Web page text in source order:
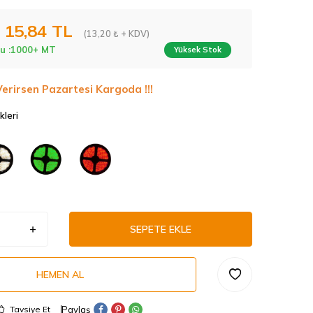
15,84 TL
(13,20 ₺ + KDV)
:1000+ MT Yüksek Stok
Pazartesi Kargoda !!!
SEPETE EKLE
HEMEN AL
Tavsiye Et Paylaş